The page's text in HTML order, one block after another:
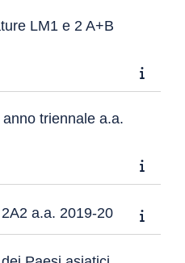
LM1 e 2 A+B
triennale a.a.
a.a. 2019-20